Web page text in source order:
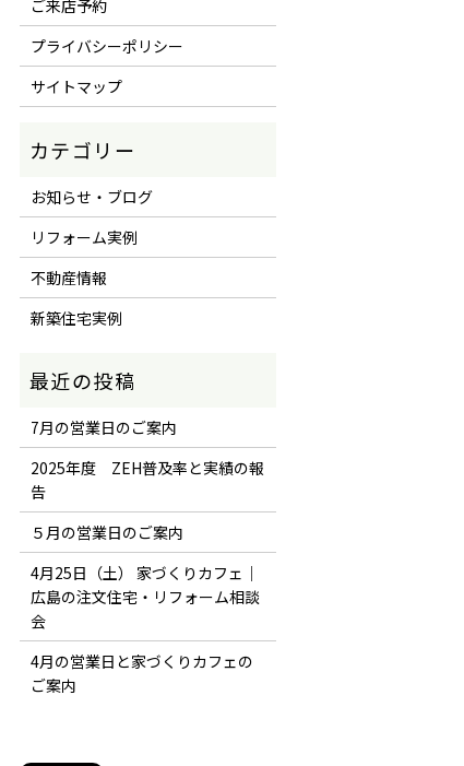
ご来店予約
プライバシーポリシー
サイトマップ
お知らせ・ブログ
リフォーム実例
不動産情報
新築住宅実例
7月の営業日のご案内
2025年度 ZEH普及率と実績の報
告
５月の営業日のご案内
4月25日（土） 家づくりカフェ｜
広島の注文住宅・リフォーム相談
会
4月の営業日と家づくりカフェの
ご案内